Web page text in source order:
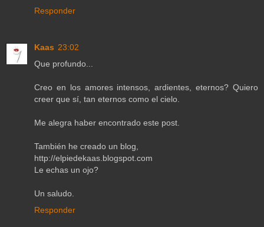
Responder
Kaas 23:02
Que profundo...
Creo en los amores intensos, ardientes, eternos? Quiero
creer que sí, tan eternos como el cielo.
Me alegra haber encontrado este post.
También he creado un blog,
http://elpiedekaas.blogspot.com
Le echas un ojo?
Un saludo.
Responder